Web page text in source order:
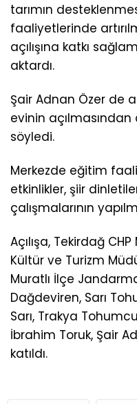
tarımın
faaliyetlerinde
açılışına katkı
aktardı.
Şair Adnan Özer de
evinin
söyledi.
Merkezde eğitim
etkinlikler, şiir
çalışmalarının
Açılışa, Tekirdağ
Kültür ve Turizm
Muratlı İlçe
Dağdeviren, Sarı
Sarı, Trakya
İbrahim Toruk, Şair
katıldı.